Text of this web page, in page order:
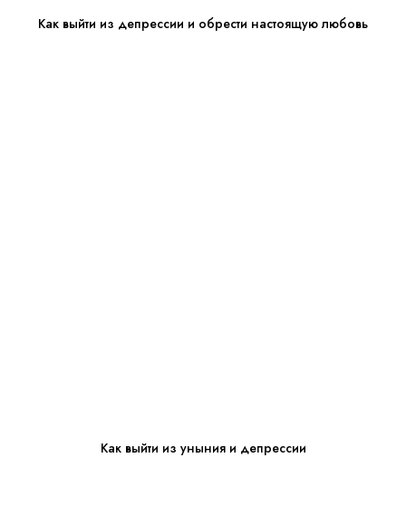
Как выйти из депрессии и обрести настоящую любовь
Как выйти из уныния и депрессии